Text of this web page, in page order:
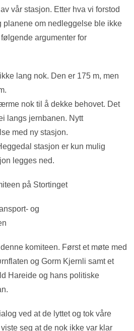
vår stasjon. Etter hva vi forstod
planene om nedleggelse ble ikke
argumenter for
lang nok. Den er 175 m, men
nok til å dekke behovet. Det
langs jernbanen. Nytt
med ny stasjon.
stasjon er kun mulig
legges ned.
på Stortinget
og
komiteen. Først et møte med
og Gorm Kjernli samt et
Hareide og hans politiske
ved at de lyttet og tok våre
seg at de nok ikke var klar